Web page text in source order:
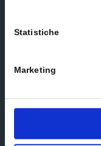
Statistiche
Marketing